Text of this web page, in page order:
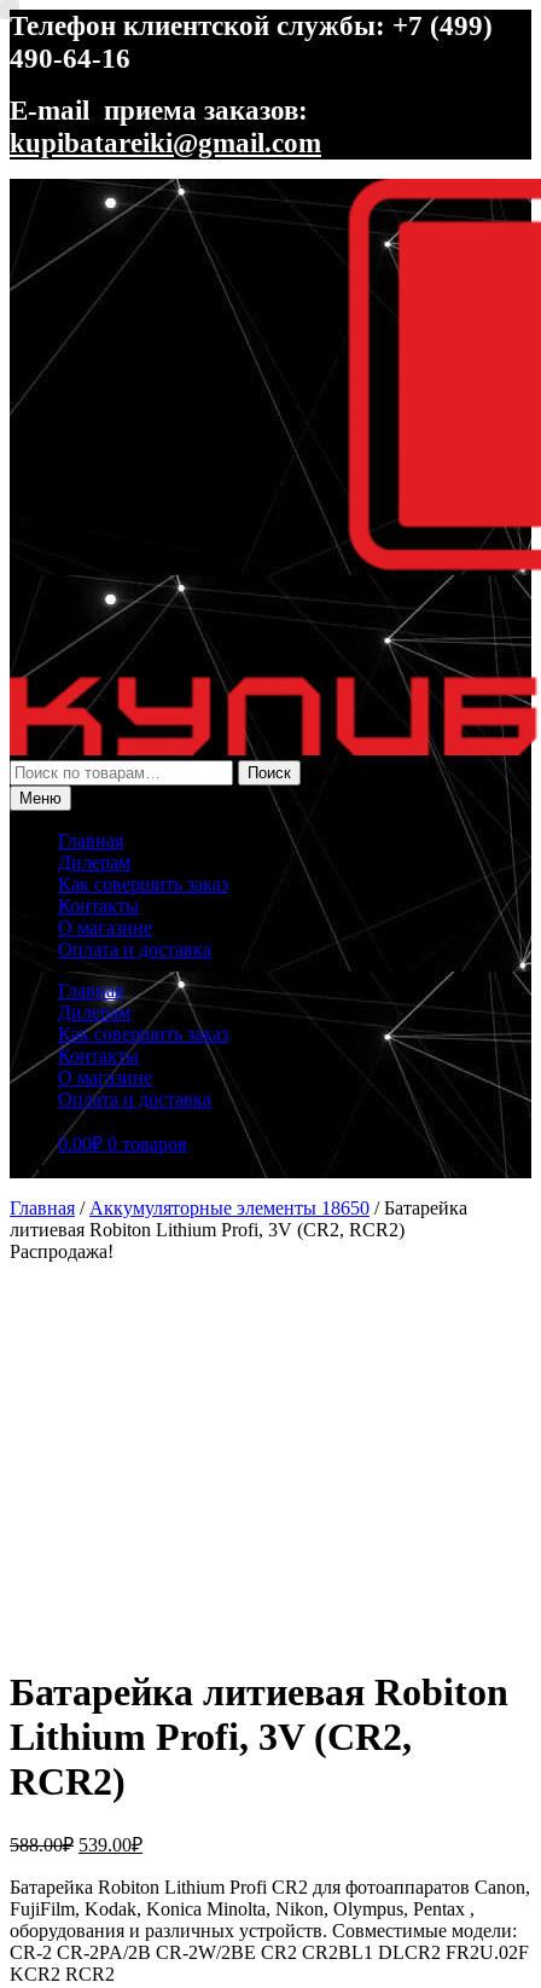
Телефон клиентской службы: +7 (499)
490-64-16
E-mail приема заказов:
kupibatareiki@gmail.com
Перейти
навигации
Перейти
содержимому
Искать:
Поиск
Меню
Главная
Дилерам
Как совершить заказ
Контакты
О магазине
Оплата и доставка
Главная
Дилерам
Как совершить заказ
Контакты
О магазине
Оплата и доставка
0.00₽ 0 товаров
Главная / Аккумуляторные элементы 18650 /Батарейка
литиевая Robiton Lithium Profi, 3V (CR2, RCR2)
Распродажа!
Батарейка литиевая Robiton
Lithium Profi, 3V (CR2,
RCR2)
588.00₽ Первоначальная
составляла
588.00₽.
539.00₽Текущая
539.00₽.
Батарейка Robiton Lithium Profi CR2 для фотоаппаратов Canon,
FujiFilm, Kodak, Konica Minolta, Nikon, Olympus, Pentax ,
оборудования и различных устройств. Совместимые модели:
CR-2 CR-2PA/2B CR-2W/2BE CR2 CR2BL1 DLCR2 FR2U.02F
KCR2 RCR2